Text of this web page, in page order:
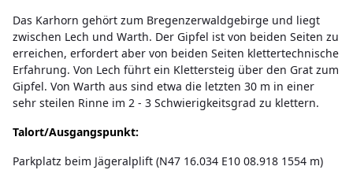
Das Karhorn gehört zum Bregenzerwaldgebirge und liegt
zwischen Lech und Warth. Der Gipfel ist von beiden Seiten zu
erreichen, erfordert aber von beiden Seiten klettertechnische
Erfahrung. Von Lech führt ein Klettersteig über den Grat zum
Gipfel. Von Warth aus sind etwa die letzten 30 m in einer
sehr steilen Rinne im 2 - 3 Schwierigkeitsgrad zu klettern.
Talort/Ausgangspunkt:
Parkplatz beim Jägeralplift (N47 16.034 E10 08.918 1554 m)